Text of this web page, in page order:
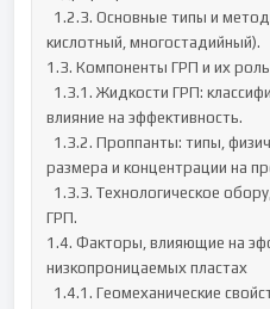
кислотный, многостадийный).
1.3. Компоненты ГРП и их роль
влияние на эффективность.
размера и концентрации на
ГРП.
1.4. Факторы, влияющие на
низкопроницаемых пластах